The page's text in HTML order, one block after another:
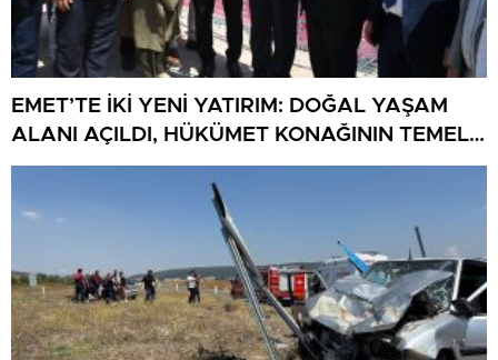
EMET’TE İKİ YENİ YATIRIM: DOĞAL YAŞAM
ALANI AÇILDI, HÜKÜMET KONAĞININ TEMELİ
ATILDI